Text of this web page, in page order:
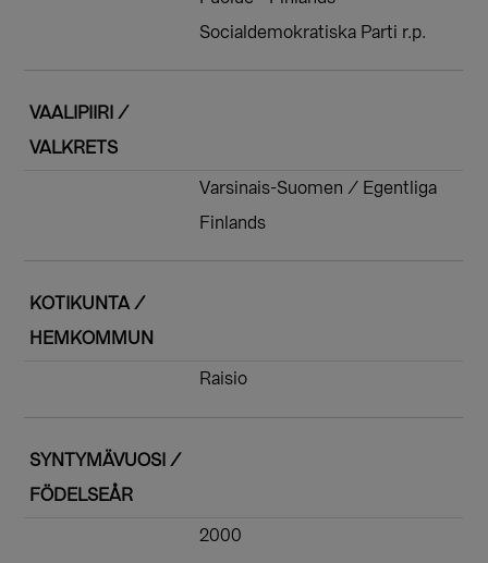
Socialdemokratiska Parti r.p.
VAALIPIIRI /
VALKRETS
Varsinais-Suomen / Egentliga
Finlands
KOTIKUNTA /
HEMKOMMUN
Raisio
SYNTYMÄVUOSI /
FÖDELSEÅR
2000